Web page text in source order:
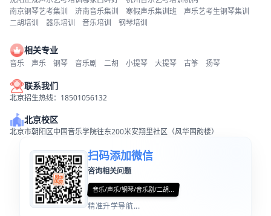
南京钢琴艺考集训
济南音乐集训 寒假声乐集训班
声乐艺考生钢琴集训
二胡培训
器乐培训 音乐培训 钢琴培训
相关专业
音乐 声乐 钢琴 音乐剧 二胡 小提琴 大提琴 古筝 扬琴
联系我们
北京招生热线：18501056132
北京校区
北京市朝阳区中国音乐学院往东200米安翔里社区（风华国韵楼）
扫码添加微信
咨询相关问题
音乐/声乐/钢琴/音乐剧/二胡...
精准升学导航...